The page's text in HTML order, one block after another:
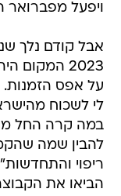
ויפעל מפברואר
2023
על אפס הזמנות.
לי לשכוח
להבין שמה
ריפוי